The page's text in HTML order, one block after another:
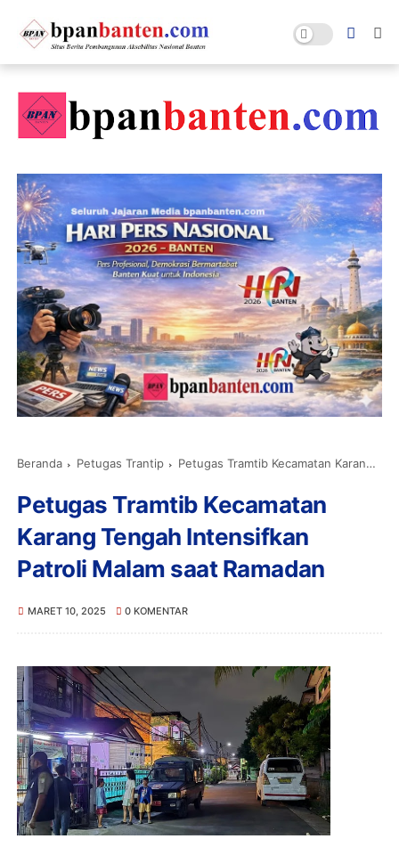
Beranda Petugas Trantip Petugas Tramtib Kecamatan Karang Tengah Intensifkan Patroli Malam saat Ramadan
Petugas Tramtib Kecamatan
Karang Tengah Intensifkan
Patroli Malam saat Ramadan
MARET 10, 2025 0 KOMENTAR